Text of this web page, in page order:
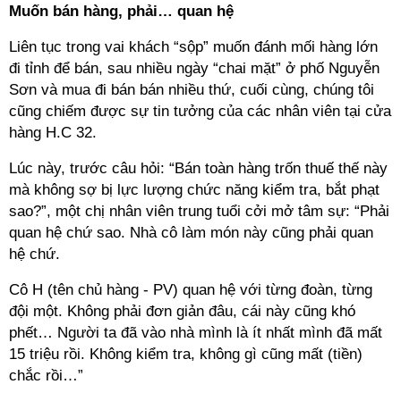
Muốn bán hàng, phải… quan hệ
Liên tục trong vai khách “sộp” muốn đánh mối hàng lớn
đi tỉnh để bán, sau nhiều ngày “chai mặt” ở phố Nguyễn
Sơn và mua đi bán bán nhiều thứ, cuối cùng, chúng tôi
cũng chiếm được sự tin tưởng của các nhân viên tại cửa
hàng H.C 32.
Lúc này, trước câu hỏi: “Bán toàn hàng trốn thuế thế này
mà không sợ bị lực lượng chức năng kiểm tra, bắt phạt
sao?”, một chị nhân viên trung tuổi cởi mở tâm sự: “Phải
quan hệ chứ sao. Nhà cô làm món này cũng phải quan
hệ chứ.
Cô H (tên chủ hàng - PV) quan hệ với từng đoàn, từng
đội một. Không phải đơn giản đâu, cái này cũng khó
phết… Người ta đã vào nhà mình là ít nhất mình đã mất
15 triệu rồi. Không kiểm tra, không gì cũng mất (tiền)
chắc rồi…”